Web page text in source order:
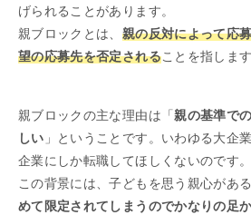
げられることがあります。
親ブロックとは、 親の反対によって応
望の応募先を否定されることを指します
親ブロックの主な理由は「親の基準で
しい 」ということです。いわゆる大企
企業にしか転職してほしくないのです。
この背景には、子どもを思う親心がある
めて限定されてしまうのでかなりの足